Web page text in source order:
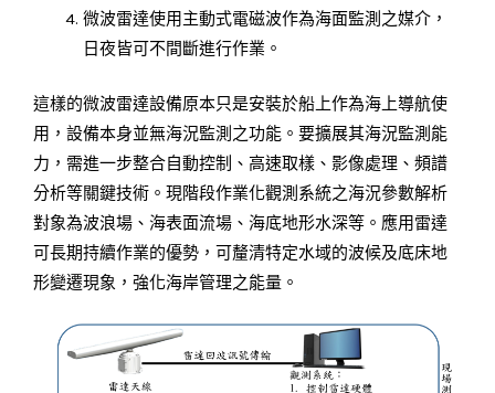
微波雷達使用主動式電磁波作為海面監測之媒介，
日夜皆可不間斷進行作業。
這樣的微波雷達設備原本只是安裝於船上作為海上導航使
用，設備本身並無海況監測之功能。要擴展其海況監測能
力，需進一步整合自動控制、高速取樣、影像處理、頻譜
分析等關鍵技術。現階段作業化觀測系統之海況參數解析
對象為波浪場、海表面流場、海底地形水深等。應用雷達
可長期持續作業的優勢，可釐清特定水域的波候及底床地
形變遷現象，強化海岸管理之能量。